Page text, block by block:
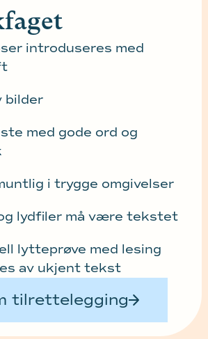
introduseres med
bilder
med gode ord og
i trygge omgivelser
lydfiler må være tekstet
lytteprøve med lesing
av ukjent tekst
tilrettelegging